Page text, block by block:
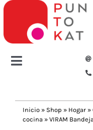
Saltar
contenido
Toggle
Tazas y botellas
Inicio » Shop » Hogar »
cocina » VIRAM